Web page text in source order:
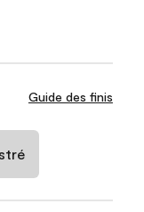
Guide des finis